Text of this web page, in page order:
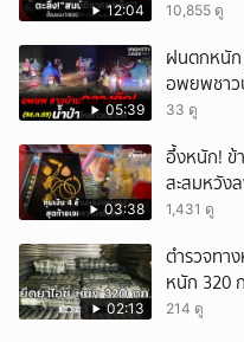
12:04 10,855 ดู
05:39
ฝนตกหนัก
อพยพชาว
33 ดู
03:38
อึ้งหนัก! ข้
สะสมหวัง
1,431 ดู
02:13
ตำรวจทา
หนัก 320
214 ดู